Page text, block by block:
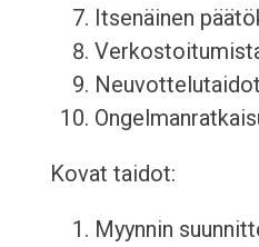
Itsenäinen
Neuvottelutaidot
Kovat taidot:
Myynnin